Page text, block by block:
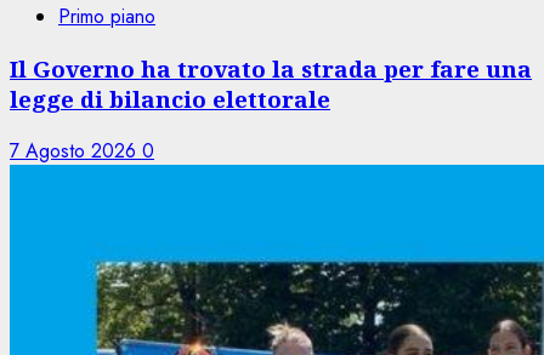
Primo piano
Il Governo ha trovato la strada per fare una
legge di bilancio elettorale
7 Agosto 2026 0